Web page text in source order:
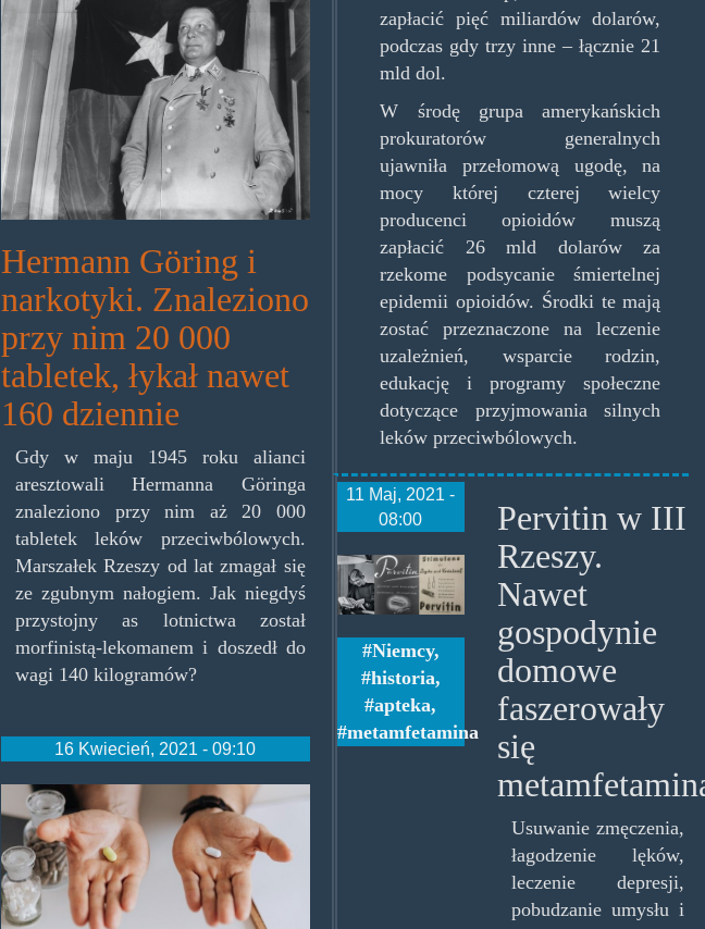
Hermann Göring i
narkotyki. Znaleziono
przy nim 20 000
tabletek, łykał nawet
160 dziennie
Gdy w maju 1945 roku alianci
aresztowali Hermanna Göringa
znaleziono przy nim aż 20 000
tabletek leków przeciwbólowych.
Marszałek Rzeszy od lat zmagał się
ze zgubnym nałogiem. Jak niegdyś
przystojny as lotnictwa został
morfinistą-lekomanem i doszedł do
wagi 140 kilogramów?
16 Kwiecień, 2021 - 09:10
psylocybina.vs_.escitalopram-
680x330.jpg
zapłacić pięć miliardów dolarów,
podczas gdy trzy inne – łącznie 21
mld dol.
W środę grupa amerykańskich
prokuratorów generalnych
ujawniła przełomową ugodę, na
mocy której czterej wielcy
producenci opioidów muszą
zapłacić 26 mld dolarów za
rzekome podsycanie śmiertelnej
epidemii opioidów. Środki te mają
zostać przeznaczone na leczenie
uzależnień, wsparcie rodzin,
edukację i programy społeczne
dotyczące przyjmowania silnych
leków przeciwbólowych.
11 Maj, 2021 -
08:00
pervitinrulez.jpg
Niemcy,
historia,
apteka,
metamfetamina
Pervitin w III
Rzeszy.
Nawet
gospodynie
domowe
faszerowały
się
Usuwanie zmęczenia,
łagodzenie lęków,
leczenie depresji,
pobudzanie umysłu i